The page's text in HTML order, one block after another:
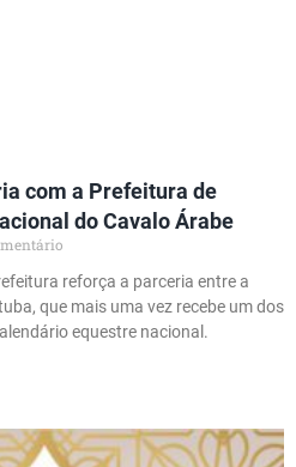
com a Prefeitura de
do Cavalo Árabe
reforça a parceria entre a
que mais uma vez recebe um dos
equestre nacional.